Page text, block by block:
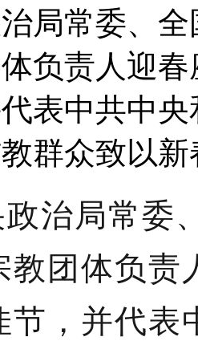
局常委、
负责人迎
表中共中
群众致以
治局常委
教团体负
节，并代表